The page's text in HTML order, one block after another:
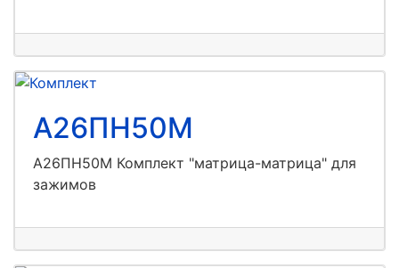
А26ПН50М
А26ПН50М Комплект "матрица-матрица" для
зажимов